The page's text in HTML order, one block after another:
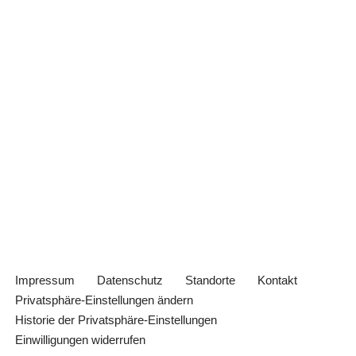
Impressum Datenschutz Standorte
Kontakt
Privatsphäre-Einstellungen ändern
Historie der Privatsphäre-Einstellungen
Einwilligungen widerrufen